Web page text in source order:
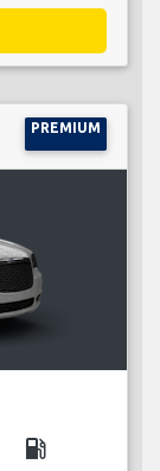
PREMIUM
local_gas_station